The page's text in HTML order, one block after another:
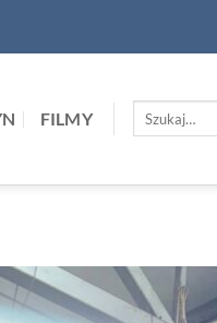
FILMY Szukaj: